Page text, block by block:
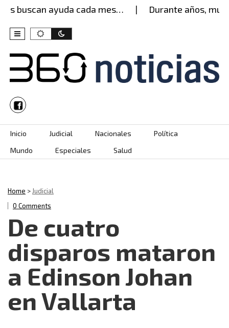
buscan ayuda cada mes… Durante años,
Skip to content
Inicio Judicial Nacionales
Política
Mundo
Especiales Salud
Home >Judicial
0 Comments
De cuatro
disparos mataron
a Edinson Johan
en Vallarta